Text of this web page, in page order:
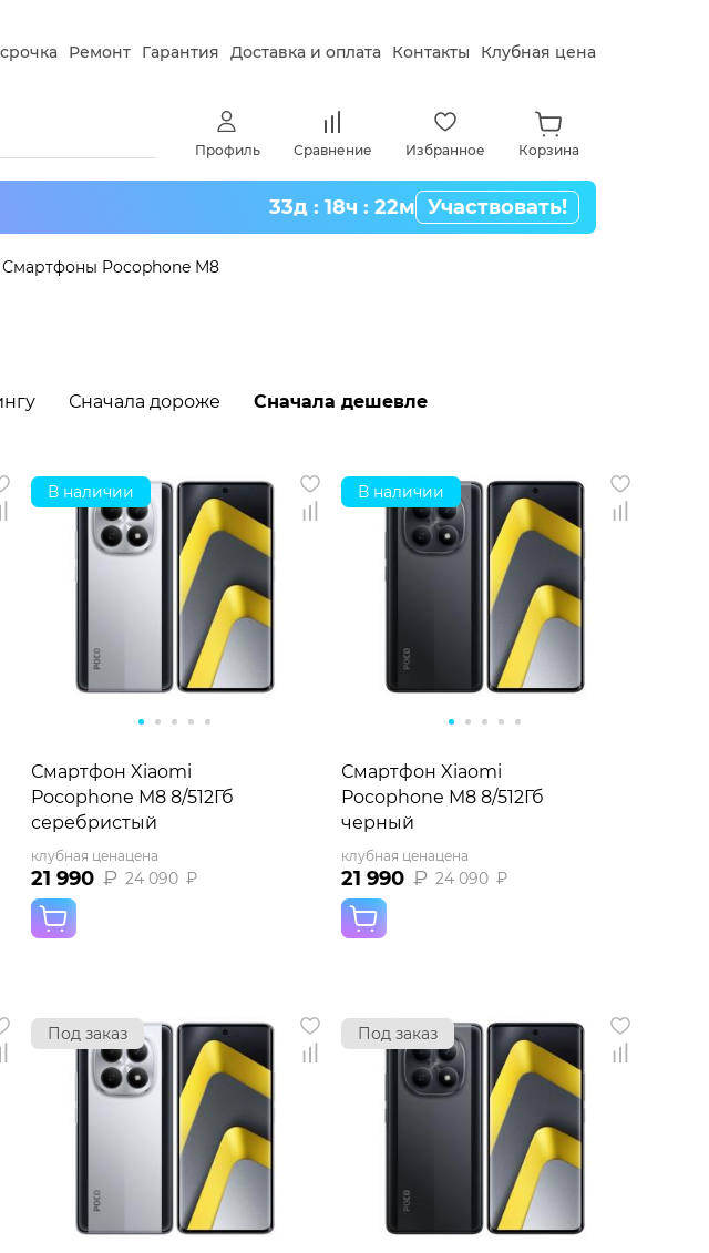
Ремонт Гарантия Доставка и оплата Контакты Клубная цена
Профиль Сравнение Избранное Корзина
33д : 18ч : 22м Участвовать!
Смартфоны Pocophone M8
Сначала дороже Сначала дешевле
В наличии
Смартфон Xiaomi
Pocophone M8 8/512Гб
серебристый
клубная цена
21 990 ₽
цена
24 090 ₽
В наличии
Смартфон Xiaomi
Pocophone M8 8/512Гб
черный
клубная цена
21 990 ₽
цена
24 090 ₽
Под заказ Под заказ